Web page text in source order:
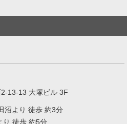
13-13 大塚ビル 3F
沼より 徒歩 約3分
り 徒歩 約5分